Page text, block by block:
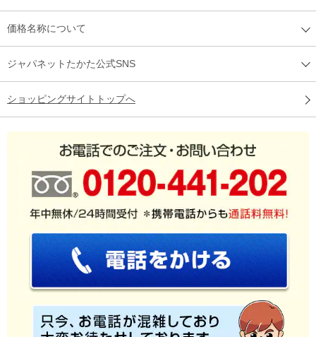
価格名称について
ジャパネットたかた公式SNS
ショッピングサイトトップへ